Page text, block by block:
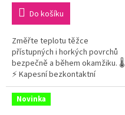
cena:
Do košíku
Změřte teplotu těžce
přístupných i horkých povrchů
bezpečně a během okamžiku. 🌡️
⚡ Kapesní bezkontaktní
teploměr UNI-T UT306A nabízí
bleskovou odezvu 250 ms,
přesné zaměření...
Novinka